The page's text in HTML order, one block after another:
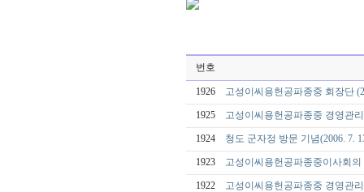
번호
1926 고성이씨용헌공파종중 회장단
1925 고성이씨용헌공파종중 경영관
1924 청도 군자정 방문 기념(2006. 7.
1923 고성이씨용헌공파종중이사회의
1922 고성이씨용헌공파종중 경영관